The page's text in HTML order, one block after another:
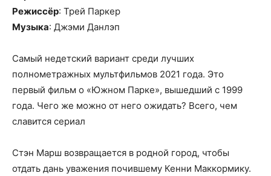
Режиссёр: Трей Паркер
Музыка: Джэми Данлэп
Самый недетский вариант среди лучших
полнометражных мультфильмов 2021 года. Это
первый фильм о «Южном Парке», вышедший с 1999
года. Чего же можно от него ожидать? Всего, чем
славится сериал
Стэн Марш возвращается в родной город, чтобы
отдать дань уважения почившему Кенни Маккормику.